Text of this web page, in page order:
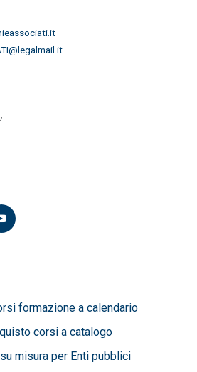
formazione a calendario
corsi a catalogo
misura per Enti pubblici